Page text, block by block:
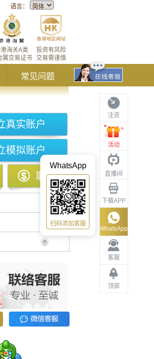
语言：
投资有风险
交易需谨慎
海关A类
属交易证书
常见问题
注资
活动
直播间
下载APP
客服
顶部
WhatsApp
WhatsApp
扫码添加客服
真实账户
模拟账户
取款